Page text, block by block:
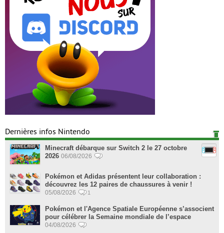
Dernières infos Nintendo
Minecraft débarque sur Switch 2 le 27 octobre
2026 06/08/2026
Pokémon et Adidas présentent leur collaboration :
découvrez les 12 paires de chaussures à venir !
05/08/2026 1
Pokémon et l'Agence Spatiale Européenne s’associent
pour célébrer la Semaine mondiale de l’espace
04/08/2026